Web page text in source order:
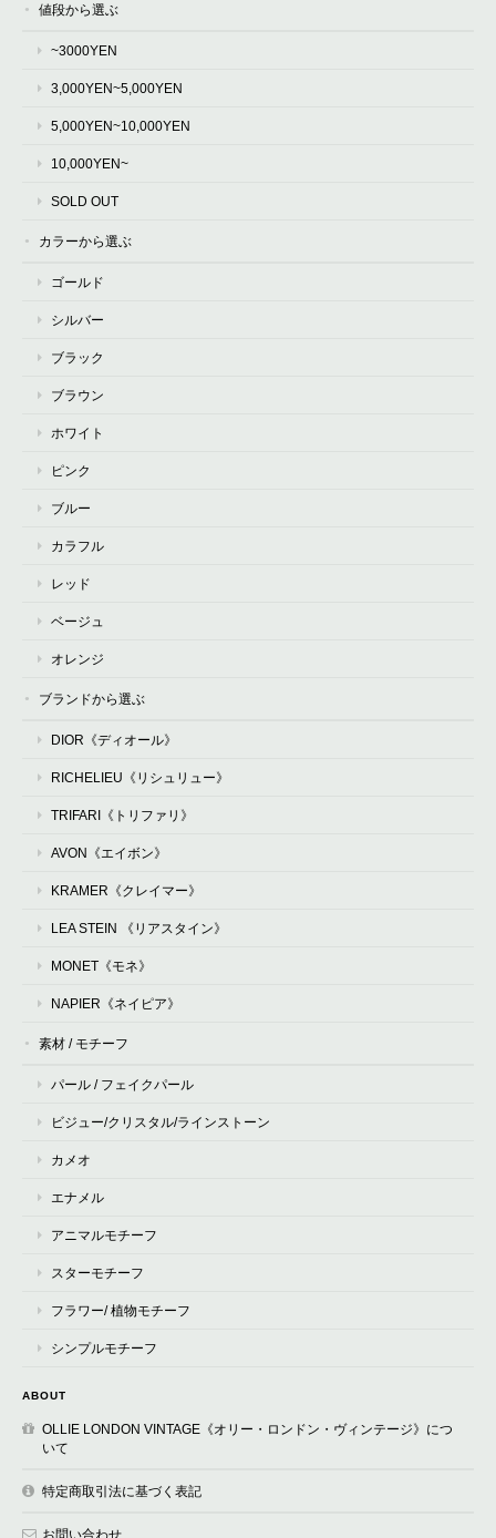
値段から選ぶ
~3000YEN
3,000YEN~5,000YEN
5,000YEN~10,000YEN
10,000YEN~
SOLD OUT
カラーから選ぶ
ゴールド
シルバー
ブラック
ブラウン
ホワイト
ピンク
ブルー
カラフル
レッド
ベージュ
オレンジ
ブランドから選ぶ
DIOR《ディオール》
RICHELIEU《リシュリュー》
TRIFARI《トリファリ》
AVON《エイボン》
KRAMER《クレイマー》
LEA STEIN 《リアスタイン》
MONET《モネ》
NAPIER《ネイピア》
素材 / モチーフ
パール / フェイクパール
ビジュー/クリスタル/ラインストーン
カメオ
エナメル
アニマルモチーフ
スターモチーフ
フラワー/ 植物モチーフ
シンプルモチーフ
ABOUT
OLLIE LONDON VINTAGE《オリー・ロンドン・ヴィンテージ》につ
いて
特定商取引法に基づく表記
お問い合わせ